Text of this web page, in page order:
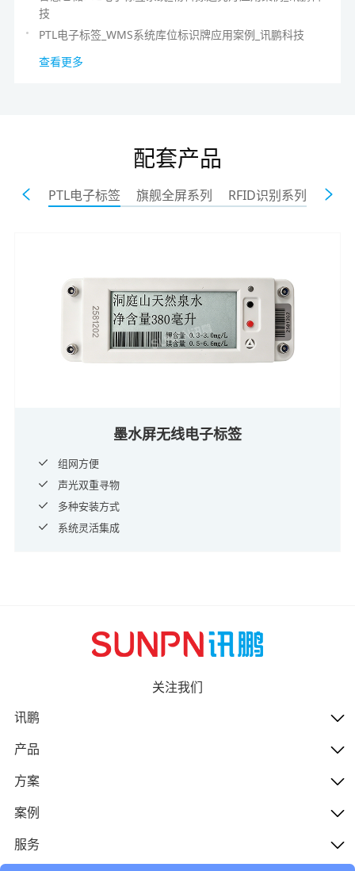
技
PTL电子标签_WMS系统库位标识牌应用案例_讯鹏科技
查看更多
配套产品
PTL电子标签 旗舰全屏系列 RFID识别系列
墨水屏无线电子标签
组网方便
声光双重寻物
多种安装方式
系统灵活集成
关注我们
讯鹏
产品
方案
案例
服务